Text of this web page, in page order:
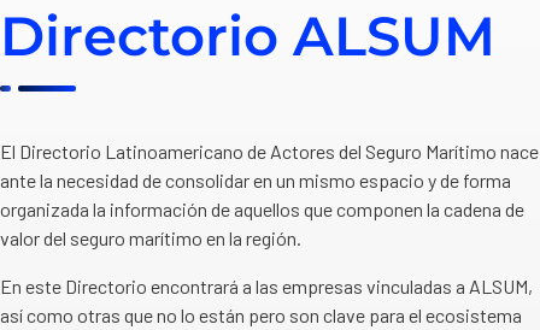
Directorio ALSUM
El Directorio Latinoamericano de Actores del Seguro Marítimo nace
ante la necesidad de consolidar en un mismo espacio y de forma
organizada la información de aquellos que componen la cadena de
valor del seguro marítimo en la región.
En este Directorio encontrará a las empresas vinculadas a ALSUM,
así como otras que no lo están pero son clave para el ecosistema